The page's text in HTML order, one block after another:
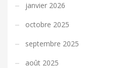
janvier 2026
octobre 2025
septembre 2025
août 2025